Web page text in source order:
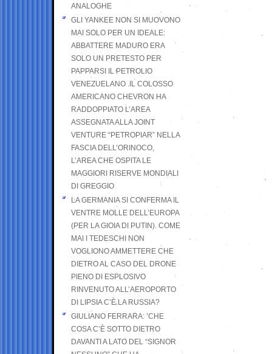
ANALOGHE
GLI YANKEE NON SI MUOVONO
MAI SOLO PER UN IDEALE:
ABBATTERE MADURO ERA
SOLO UN PRETESTO PER
PAPPARSI IL PETROLIO
VENEZUELANO .IL COLOSSO
AMERICANO CHEVRON HA
RADDOPPIATO L’AREA
ASSEGNATA ALLA JOINT
VENTURE “PETROPIAR” NELLA
FASCIA DELL’ORINOCO,
L’AREA CHE OSPITA LE
MAGGIORI RISERVE MONDIALI
DI GREGGIO
LA GERMANIA SI CONFERMA IL
VENTRE MOLLE DELL’EUROPA
(PER LA GIOIA DI PUTIN). COME
MAI I TEDESCHI NON
VOGLIONO AMMETTERE CHE
DIETRO AL CASO DEL DRONE
PIENO DI ESPLOSIVO
RINVENUTO ALL’AEROPORTO
DI LIPSIA C’È LA RUSSIA?
GIULIANO FERRARA: ’CHE
COSA C’È SOTTO DIETRO
DAVANTI A LATO DEL “SIGNOR